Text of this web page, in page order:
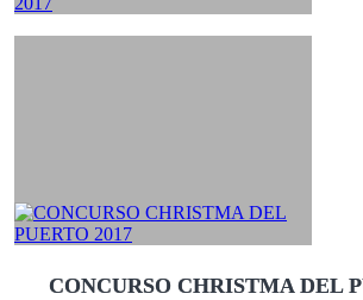
CONCURSO CHRISTMA DEL